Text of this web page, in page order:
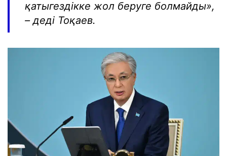
қатыгездікке жол беруге болмайды»,
– деді Тоқаев.